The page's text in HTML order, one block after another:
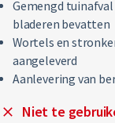
Gemengd
bladeren bevatten
Wortels en
aangeleverd
Aanlevering van
Niet te